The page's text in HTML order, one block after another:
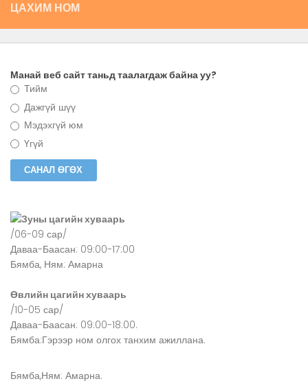
ЦАХИМ НОМ
Манай веб сайт таньд таалагдаж байна уу?
Тийм
Дажгүй шүү
Мэдэхгүй юм
Үгүй
Зуны цагийн хуваарь
/06-09 сар/
Даваа-Баасан: 09:00-17:00
Бямба, Ням: Амарна
Өвлийн цагийн хуваарь
/10-05 сар/
Даваа-Баасан: 09:00-18:00.
Бямба:Гэрээр ном олгох танхим ажиллана.
Бямба,Ням: Амарна.